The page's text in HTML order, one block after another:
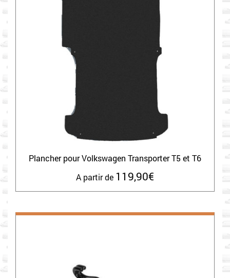
Plancher pour Volkswagen Transporter T5 et T6
A partir de 119,90€